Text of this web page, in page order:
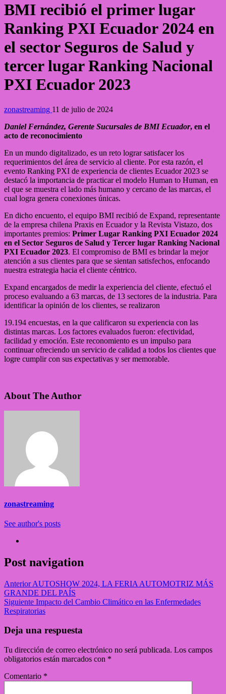
BMI recibió el primer lugar
Ranking PXI Ecuador 2024 en
el sector Seguros de Salud y
tercer lugar Ranking Nacional
PXI Ecuador 2023
zonastreaming 11 de julio de 2024
Daniel Fernández, Gerente Sucursales de BMI Ecuador, en el
acto de reconocimiento
En un mundo digitalizado, es un reto lograr satisfacer los
requerimientos del área de servicio al cliente. Por esta razón, el
evento Ranking PXI de experiencia de clientes Ecuador 2023 se
destacó la importancia de practicar el modelo Human to Human, en
el que se muestra el lado más humano y cercano de las marcas, el
cual logra genera conexiones únicas.
En dicho encuento, el equipo BMI recibió de Expand, representante
de la empresa chilena Praxis en Ecuador y la Revista Vistazo, dos
importantes premios: Primer Lugar Ranking PXI Ecuador 2024
en el Sector Seguros de Salud y Tercer lugar Ranking Nacional
PXI Ecuador 2023. El compromiso de BMI es brindar la mejor
atención a sus clientes para que se sientan satisfechos, enfocando
nuestra estrategia hacia el cliente céntrico.
Expand encargados de medir la experiencia del cliente, efectuó el
proceso evaluando a 63 marcas, de 13 sectores de la industria. Para
identificar la opinión de los clientes, se realizaron
19.194 encuestas, en la que calificaron su experiencia con las
distintas marcas. Los factores evaluados fueron: efectividad,
facilidad y emoción. Este reconomiento es un impulso para
continuar ofreciendo un servicio de calidad a todos los clientes que
logre cumplir con sus expectativas y ser memorable.
About The Author
zonastreaming
See author's posts
Post navigation
AnteriorAUTOSHOW 2024, LA FERIA AUTOMOTRIZ MÁS
GRANDE DEL PAÍS
Siguiente Impacto del Cambio Climático en las Enfermedades
Respiratorias
Deja una respuesta
Tu dirección de correo electrónico no será publicada. Los campos
obligatorios están marcados con *
Comentario *